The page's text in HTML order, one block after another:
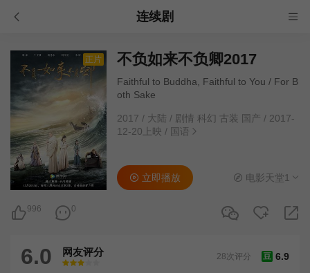
连续剧
正片 不负如来不负卿2017
Faithful to Buddha, Faithful to You / For B
oth Sake
2017 / 大陆 / 剧情 科幻 古装 国产 / 2017-
12-20上映 / 国语
996 0
立即播放 电影天堂1
6.0 网友评分
很差
较差还行推荐力荐
豆 6.9
28次评分